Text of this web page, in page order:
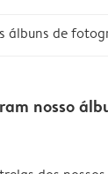
álbuns de
nosso